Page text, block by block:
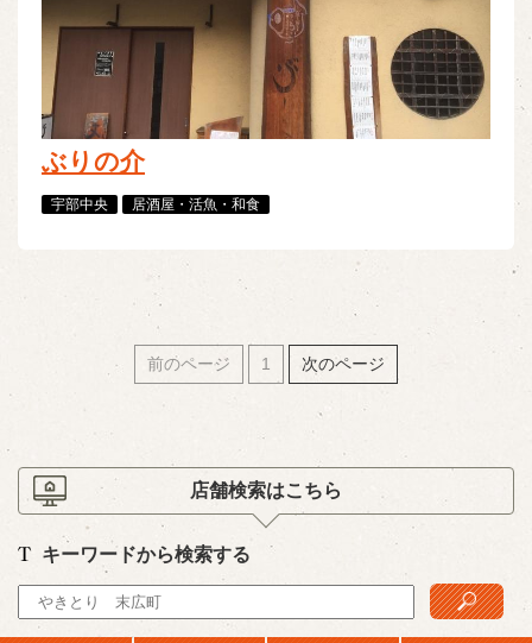
ぶりの介
宇部中央 居酒屋・活魚・和食
前のページ 1 次のページ
店舗検索はこちら
キーワードから検索する